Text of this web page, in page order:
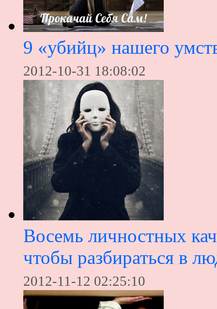
9 «убийц» нашего
2012-10-31 18:08:02
Восемь личностных
чтобы разбираться в
2012-11-12 02:25:10